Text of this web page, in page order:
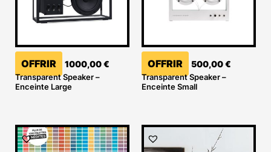
OFFRIR 1000,00€
Transparent Speaker –
Enceinte Large
OFFRIR 500,00€
Transparent Speaker –
Enceinte Small